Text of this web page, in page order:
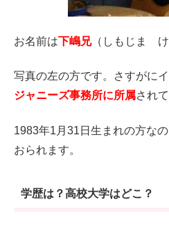
お名前は下嶋兄（しもじま け
写真の左の方です。さすがに
ジャニーズ事務所に所属され
1983年1月31日生まれの方な
おられます。
学歴は？高校大学はどこ？